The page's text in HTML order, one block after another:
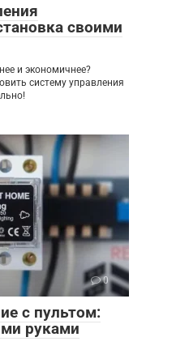
своими
и экономичнее?
систему управления
0
с пультом:
руками